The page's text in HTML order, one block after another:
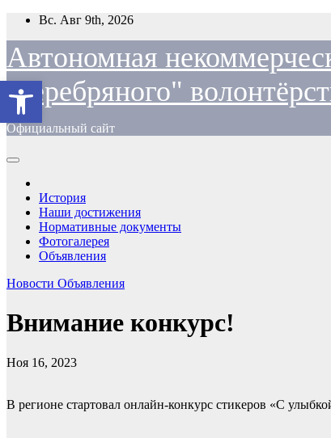
Перейти
содержимому
Вс. Авг 9th, 2026
Автономная
"cеребряного"
Официальный сайт
История
Наши достижения
Нормативные документы
Фотогалерея
Объявления
Новости Объявления
Внимание конкурс!
Ноя 16, 2023
В регионе стартовал онлайн-конкурс стикеров «С
Открыть панель инструментов